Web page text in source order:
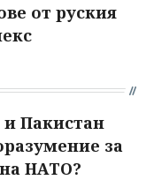
от руския
и Пакистан
за
НАТО?